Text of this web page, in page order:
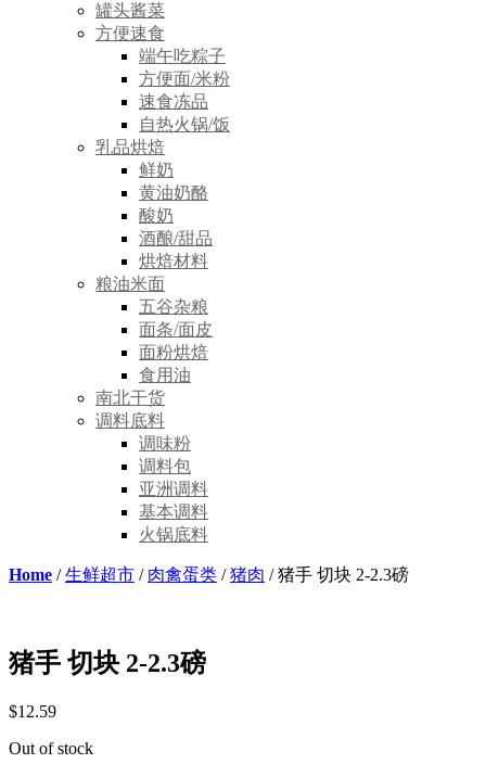
罐头酱菜
方便速食
端午吃粽子
方便面/米粉
速食冻品
自热火锅/饭
乳品烘焙
鲜奶
黄油奶酪
酸奶
酒酿/甜品
烘焙材料
粮油米面
五谷杂粮
面条/面皮
面粉烘焙
食用油
南北干货
调料底料
调味粉
调料包
亚洲调料
基本调料
火锅底料
Home /生鲜超市 / 肉禽蛋类 /猪肉 / 猪手 切块 2-2.3磅
猪手 切块 2-2.3磅
$12.59
Out of stock